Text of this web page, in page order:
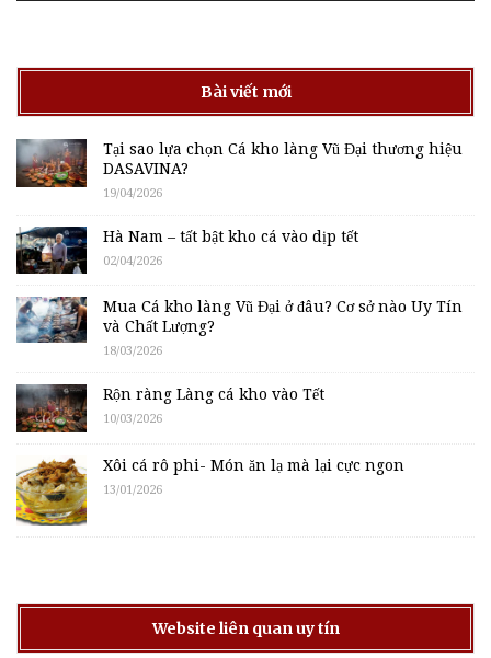
Bài viết mới
Tại sao lựa chọn Cá kho làng Vũ Đại thương hiệu
DASAVINA?
19/04/2026
Hà Nam – tất bật kho cá vào dịp tết
02/04/2026
Mua Cá kho làng Vũ Đại ở đâu? Cơ sở nào Uy Tín
và Chất Lượng?
18/03/2026
Rộn ràng Làng cá kho vào Tết
10/03/2026
Xôi cá rô phi- Món ăn lạ mà lại cực ngon
13/01/2026
Website liên quan uy tín